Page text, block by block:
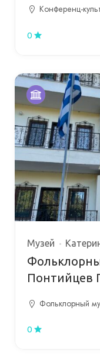
Конференц-
0
Музей
Понтийцев
Фольклорный
0